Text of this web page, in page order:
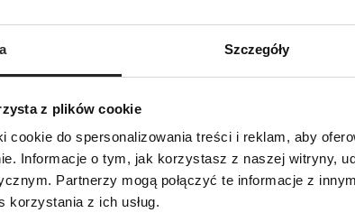
Szczegóły
z plików cookie
cookie do spersonalizowania treści i reklam, aby
Informacje o tym, jak korzystasz z naszej witryny,
Partnerzy mogą połączyć te informacje z
korzystania z ich usług.
Życzenia